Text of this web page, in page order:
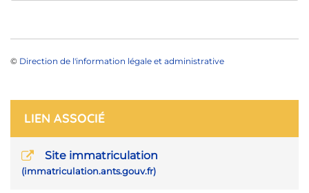
© Direction de l'information légale et administrative
LIEN ASSOCIÉ
Site immatriculation
immatriculation.ants.gouv.fr